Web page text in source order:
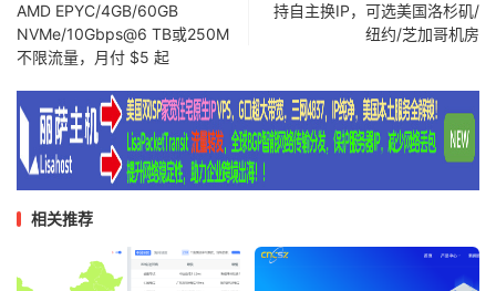
AMD EPYC/4GB/60GB
NVMe/10Gbps@6 TB或250M
不限流量，月付 $5 起
持自主换IP，可选美国洛杉矶/
纽约/芝加哥机房
相关推荐